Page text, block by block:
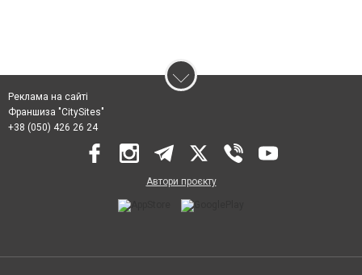
Реклама на сайті
Франшиза "CitySites"
+38 (050) 426 26 24
Автори проєкту